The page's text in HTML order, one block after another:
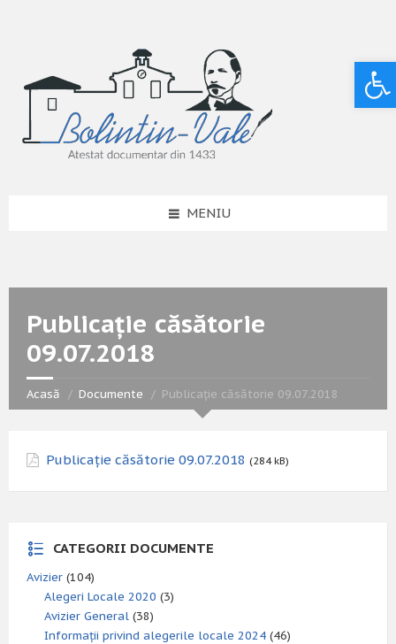
MENIU
Publicație căsătorie
09.07.2018
Acasă Documente Publicație căsătorie 09.07.2018
Publicație căsătorie 09.07.2018 (284 kB)
CATEGORII DOCUMENTE
Avizier (104)
Alegeri Locale 2020 (3)
Avizier General (38)
Informații privind alegerile locale 2024 (46)
Deschide bara de unelte